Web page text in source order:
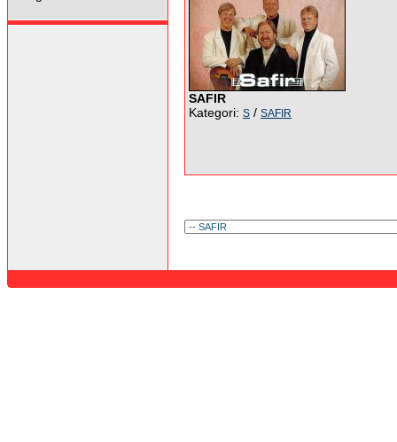
SAFIR
Kategori: S / SAFIR